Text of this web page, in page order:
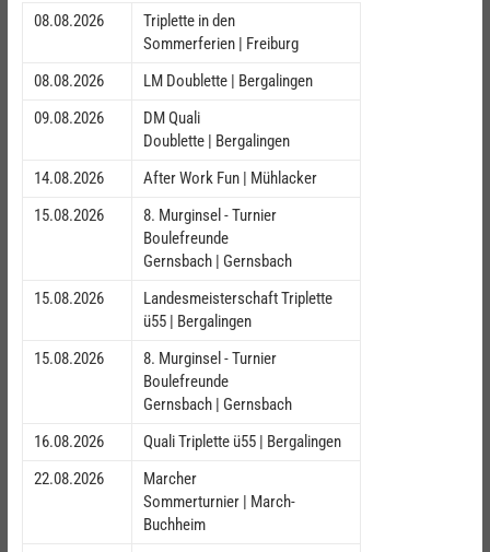
08.08.2026
Triplette in den
Sommerferien | Freiburg
08.08.2026
LM Doublette | Bergalingen
09.08.2026
DM Quali
Doublette | Bergalingen
14.08.2026
After Work Fun | Mühlacker
15.08.2026
8. Murginsel - Turnier
Boulefreunde
Gernsbach | Gernsbach
15.08.2026
Landesmeisterschaft Triplette
ü55 | Bergalingen
15.08.2026
8. Murginsel - Turnier
Boulefreunde
Gernsbach | Gernsbach
16.08.2026
Quali Triplette ü55 | Bergalingen
22.08.2026
Marcher
Sommerturnier | March-
Buchheim